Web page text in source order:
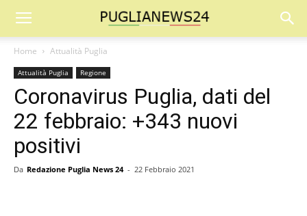
Home Attualità Puglia
Attualità Puglia Regione
Coronavirus Puglia, dati del
22 febbraio: +343 nuovi
positivi
Da Redazione Puglia News 24 - 22 Febbraio 2021